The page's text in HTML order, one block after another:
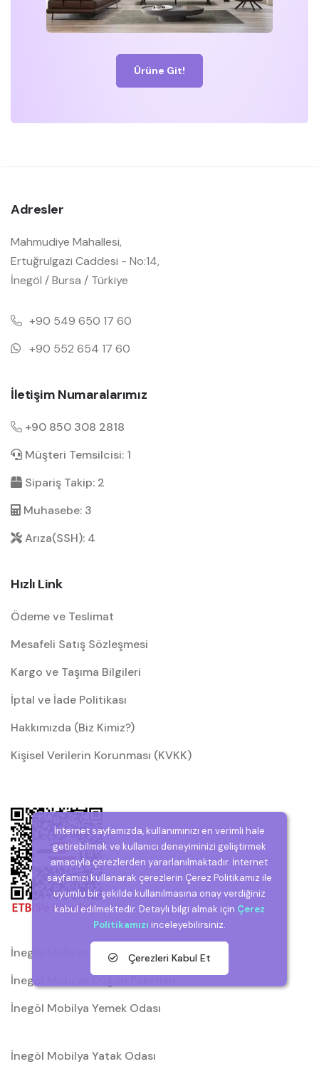
Ürüne Git!
Adresler
Mahmudiye Mahallesi,
Ertuğrulgazi Caddesi - No:14,
İnegöl / Bursa / Türkiye
+90 549 650 17 60
+90 552 654 17 60
İletişim Numaralarımız
+90 850 308 2818
Müşteri Temsilcisi: 1
Sipariş Takip: 2
Muhasebe: 3
Arıza(SSH): 4
Hızlı Link
Ödeme ve Teslimat
Mesafeli Satış Sözleşmesi
Kargo ve Taşıma Bilgileri
İptal ve İade Politikası
Hakkımızda (Biz Kimiz?)
Kişisel Verilerin Korunması (KVKK)
İnegöl Mobilya
İnegöl Mobilya Düğün Paketleri
İnegöl Mobilya Yemek Odası
İnegöl Mobilya Yatak Odası
İnternet sayfamızda, kullanımınızı en verimli hale
getirebilmek ve kullanıcı deneyiminizi geliştirmek
amacıyla çerezlerden yararlanılmaktadır. İnternet
sayfamızı kullanarak çerezlerin Çerez Politikamız ile
uyumlu bir şekilde kullanılmasına onay verdiğiniz
kabul edilmektedir. Detaylı bilgi almak için Çerez
Politikamızı inceleyebilirsiniz.
Çerezleri Kabul Et